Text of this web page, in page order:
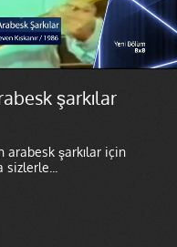
şarkılar
arabesk şarkılar için